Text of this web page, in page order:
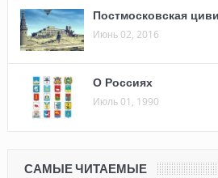
Постмосковская
Июнь 02, 2016
О Россиях
Июль 01, 1990
САМЫЕ ЧИТАЕМЫЕ